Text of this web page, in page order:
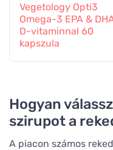
Vegetology Opti3
Omega-3 EPA &
D-vitaminnal 60
kapszula
Hogyan
szirupot a
A piacon számos